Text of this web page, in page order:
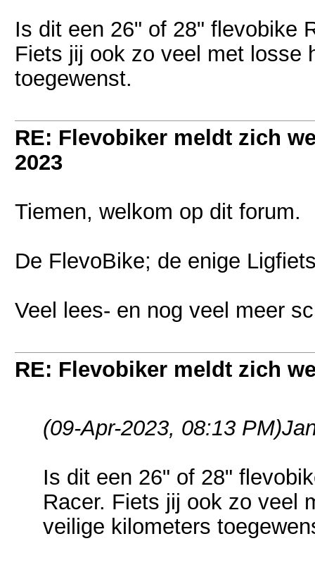
Is dit een 26" of 28" flevobike
Fiets jij ook zo veel met losse
toegewenst.
RE: Flevobiker meldt zich
2023
Tiemen, welkom op dit forum.
De FlevoBike; de enige
Veel lees- en nog veel meer
RE: Flevobiker meldt zich
(09-Apr-2023, 08:13 PM)
Is dit een 26" of 28"
Racer. Fiets jij ook zo veel
veilige kilometers